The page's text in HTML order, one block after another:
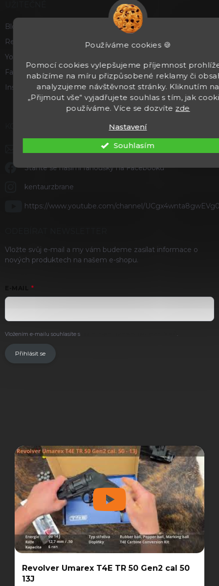
Používáme cookies 🍪
Pomocí cookies vylepšujeme příjemnost
nabízíme na míru přizpůsobené reklamy či
analyzujeme návštěvnost stránky. Kliknutím na
„Přijmout vše“ vyjadřujete souhlas s tím, jak
používáme. Více se dozvíte zde
Nastavení
Souhlasím
Blog
Recenze a hodnocení
Youtube
Facebook
Instagram
kentaurzbrane.cz
Staňte se našimi fanoušky na Facebooku
kentaurzbrane
https://www.youtube.com/channel/
Vložte svůj e-mail a my vám budeme zasílat informace o
nových produktech na našem e-shopu.
Vložením e-mailu souhlasíte s .
Přihlásit se
Revolver Umarex T4E TR 50 Gen2 cal 50
13J